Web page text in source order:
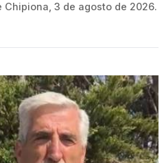
3 de agosto de 2026.